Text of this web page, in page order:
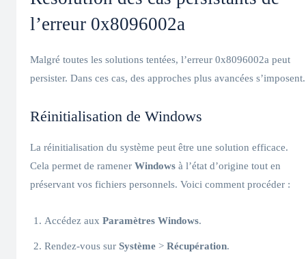
l’erreur 0x8096002a
Malgré toutes les solutions tentées, l’erreur 0x8096002a peut
persister. Dans ces cas, des approches plus avancées s’imposent.
Réinitialisation de Windows
La réinitialisation du système peut être une solution efficace.
Cela permet de ramener Windows à l’état d’origine tout en
préservant vos fichiers personnels. Voici comment procéder :
Accédez aux Paramètres Windows.
Rendez-vous sur Système > Récupération.